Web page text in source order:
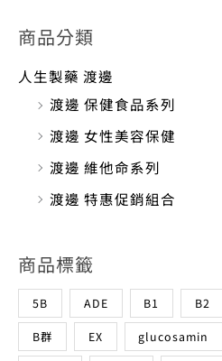
商品分類
人生製藥 渡邊
渡邊 保健食品系列
渡邊 女性美容保健
渡邊 維他命系列
渡邊 特惠促銷組合
商品標籤
5B ADE B1 B2
B群 EX glucosamin